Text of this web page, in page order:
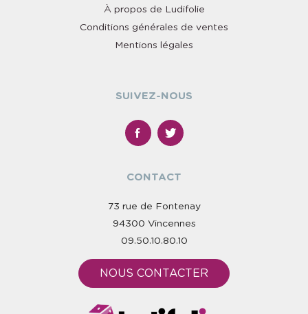
À propos de Ludifolie
Conditions générales de ventes
Mentions légales
SUIVEZ-NOUS
CONTACT
73 rue de Fontenay
94300 Vincennes
09.50.10.80.10
NOUS CONTACTER